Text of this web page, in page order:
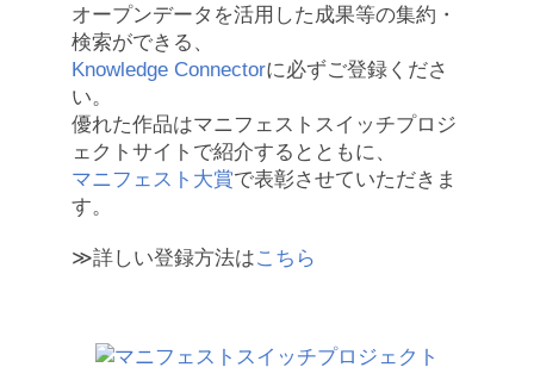
オープンデータを活用した成果等の集約・
検索ができる、
Knowledge Connectorに必ずご登録くださ
い。
優れた作品はマニフェストスイッチプロジ
ェクトサイトで紹介するとともに、
マニフェスト大賞で表彰させていただきま
す。
≫詳しい登録方法はこちら